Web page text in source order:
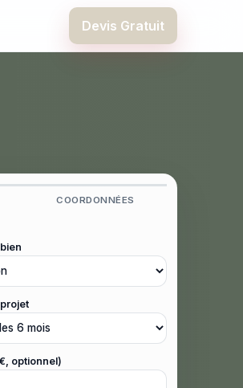
Devis Gratuit
COORDONNÉES
optionnel)